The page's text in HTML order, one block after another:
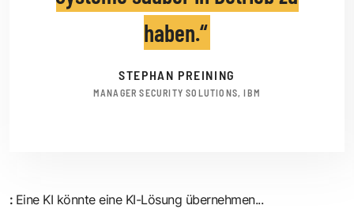
haben.
STEPHAN PREINING
MANAGER SECURITY SOLUTIONS, IBM
: Eine KI könnte eine KI-Lösung übernehmen...